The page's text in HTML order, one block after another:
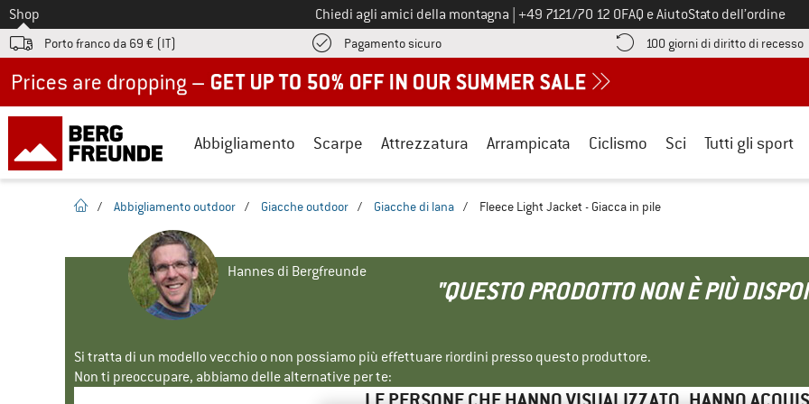
Allo
Shop Chiedi agli amici della montagna Chiamaci al numero
+49 7121/70 12 0FAQ e AiutoStato dell’ordine
Porto franco da 69 € (IT) Pagamento sicuroQui trovi le informazioni di pagamento! Si apre in una casella
100 giorni di diritto di recesso
Abbigliamento Scarpe Attrezzatura Arrampicata Ciclismo Sci Tutti gli sport
pagina iniziale
/ Abbigliamento outdoor / Giacche outdoor / Giacche di lana / Fleece Light Jacket - Giacca in pile
Hannes di Bergfreunde
"QUESTO PRODOTTO NON È PIÙ
Si tratta di un modello vecchio o non possiamo più effettuare riordini presso questo produttore.
Non ti preoccupare, abbiamo delle alternative per te: